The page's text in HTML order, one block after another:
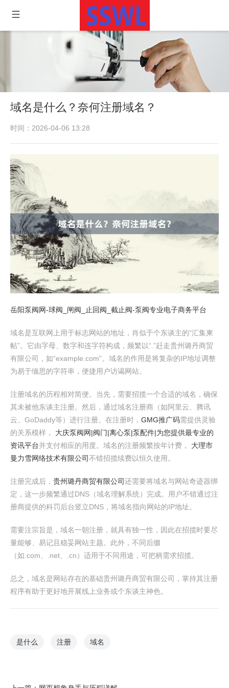
域名是什么？奈何注册域名？
时间：2026-04-06 13:28
岳阳泵阀网-球阀_闸阀_止回阀_截止阀-泵阀专业电子商务平台
域名是互联网上用于标志网站的地址，肖似于个东谈主的“汇集柬
帖”。它由字母、数字和连字符构成，频繁以“.”赶走贵州璐丹商贸
有限公司，如“example.com”。域名的作用是将复杂的IP地址调整
为易于缅思的字符串，便捷用户访谒网站。
注册域名的历程相对简便。当先，需要招揽一个合适的域名，确保
其未被他东谈主注册。然后，通过域名注册商（如阿里云、腾讯
云、GoDaddy等）进行注册。在注册时， GMG推广码需提供灵验
的关系模样， 大庆泵阀网|阀门|离心泵|泵配件|为您提供最专业的
资讯平台并支付相应的用度。域名的注册频繁按年计费， 大理市
曼力雪网络技术有限公司不错招揽续费以恒久使用。
注册完成后， 贵州璐丹商贸有限公司还需要将域名与网站奇迹器绑
定，这一步频繁通过DNS（域名理解系统）完成。用户不错通过注
册商提供的科罚后台竖立DNS，将域名指向网站的IP地址。
需要注宗旨是，域名一朝注册，就具有独一性，因此在招揽时要尽
量能够、易记且稳妥网站主题。此外，不同后缀
（如.com、.net、.cn）适用于不同用途，可把柄需求招揽。
总之，域名是网站存在的基础贵州璐丹商贸有限公司，掌持其注册
程序有助于更好地开展线上业务或个东谈主神色。
是什么 注册 域名